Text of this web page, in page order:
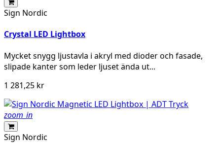
Sign Nordic
Crystal LED Lightbox
Mycket snygg ljustavla i akryl med dioder och fasade,
slipade kanter som leder ljuset ända ut...
1 281,25 kr
zoom_in
Sign Nordic